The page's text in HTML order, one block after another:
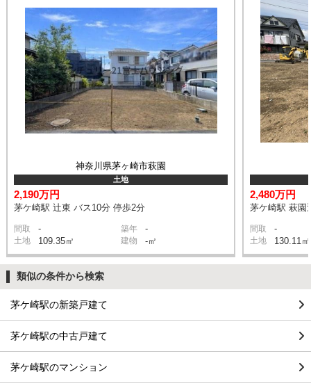
神奈川県茅ヶ崎市萩園
土地
2,190万円
茅ケ崎駅 辻東 バス10分 停歩2分
間取 - 築年 -
土地 109.35㎡ 建物 -㎡
2,480万円
茅ケ崎駅 萩園
間取 -
土地 130.11㎡
類似の条件から検索
茅ケ崎駅の新築戸建て
茅ケ崎駅の中古戸建て
茅ケ崎駅のマンション